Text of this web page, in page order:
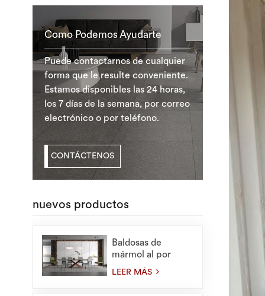
Como Podemos Ayudarte
Puede contactarnos de cualquier
forma que le resulte conveniente.
Estamos disponibles las 24 horas,
los 7 días de la semana, por correo
electrónico o por teléfono.
CONTÁCTENOS
nuevos productos
Baldosas de
mármol al por
mayor de
LEER MÁS